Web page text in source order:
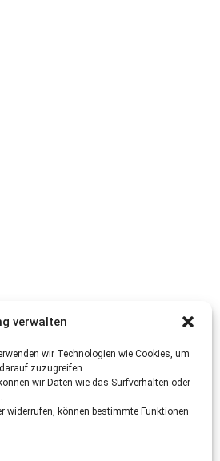
verwalten
wir Technologien wie Cookies, um
zuzugreifen.
wir Daten wie das Surfverhalten oder
widerrufen, können bestimmte Funktionen